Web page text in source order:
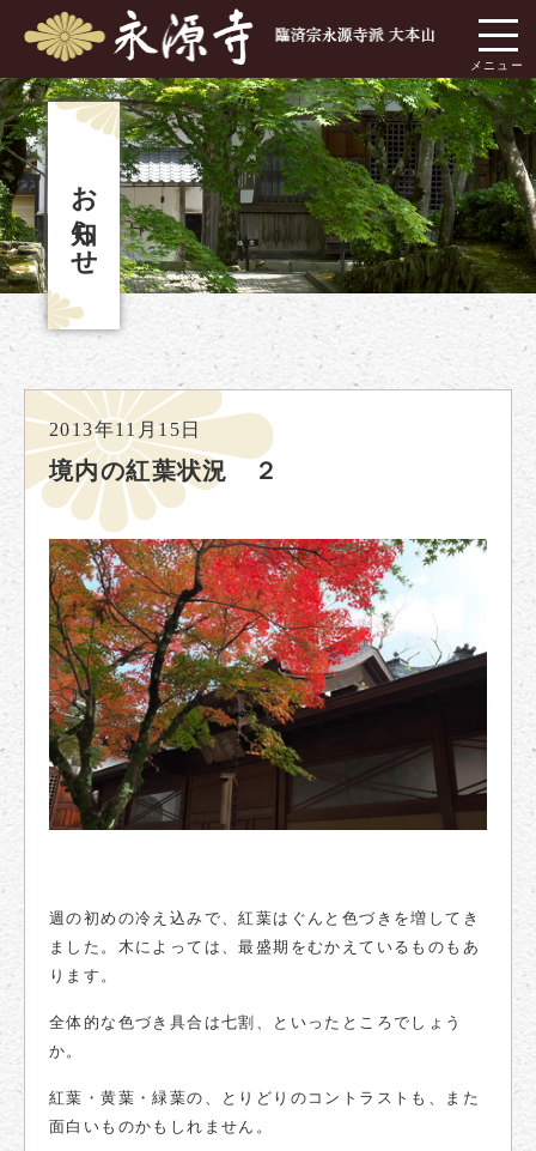
お知らせ
境内の紅葉状況 ２
2013年11月15日
週の初めの冷え込みで、紅葉はぐんと色づきを増してき
ました。木によっては、最盛期をむかえているものもあ
ります。
全体的な色づき具合は七割、といったところでしょう
か。
紅葉・黄葉・緑葉の、とりどりのコントラストも、また
面白いものかもしれません。